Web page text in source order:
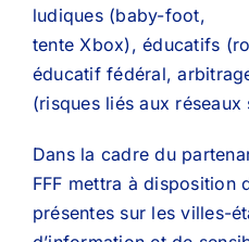
ludiques (baby-foot,
tente Xbox), éducatifs
éducatif fédéral,
(risques liés aux réseaux
Dans la cadre du
FFF mettra à disposition
présentes sur les villes-